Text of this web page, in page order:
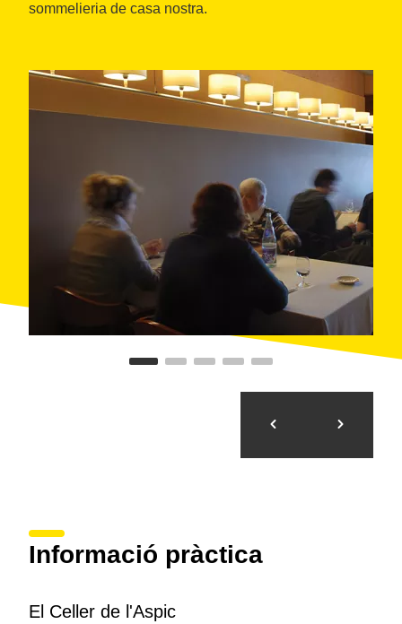
sommelieria de casa nostra.
Informació pràctica
El Celler de l'Aspic